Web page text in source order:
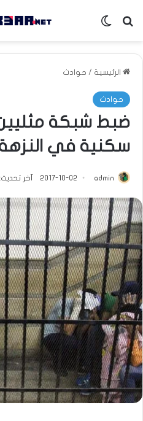
بحث عنالوضع المظلم
الرئيسية / حوادث
حوادث
ضبط شبكة
سكنية في
admin
2017-10-02 آخر تحديث: 2017-10-02